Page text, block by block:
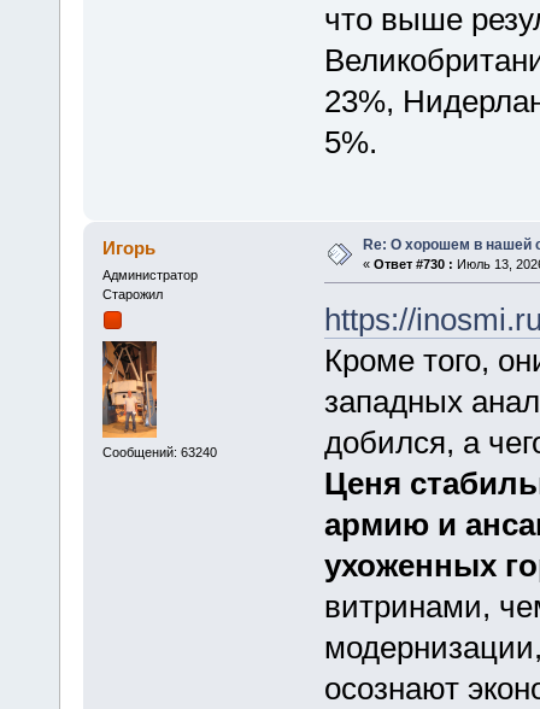
что выше
23%,
5%.
Игорь
Администратор
Старожил
Сообщений: 63240
Re: О хорошем в нашей
« Ответ #730 : Июль 13,
https://
Кроме того,
западных
добился, а
Ценя
армию и
ухоженных
витринами,
осознают